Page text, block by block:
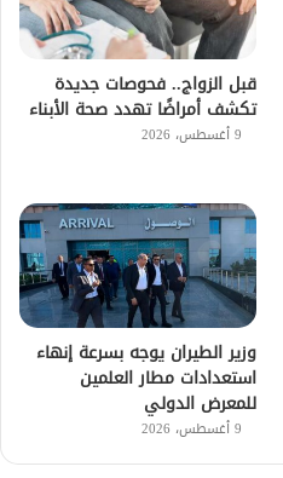
قبل الزواج.. فحوصات جديدة
تكشف أمراضًا تهدد صحة الأبناء
9 أغسطس، 2026
وزير الطيران يوجه بسرعة إنهاء
استعدادات مطار العلمين
للمعرض الدولي
9 أغسطس، 2026